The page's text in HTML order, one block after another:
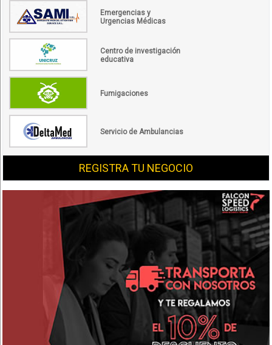
Emergencias y
Urgencias Médicas
Centro de investigación
educativa
Fumigaciones
Servicio de Ambulancias
REGISTRA TU NEGOCIO